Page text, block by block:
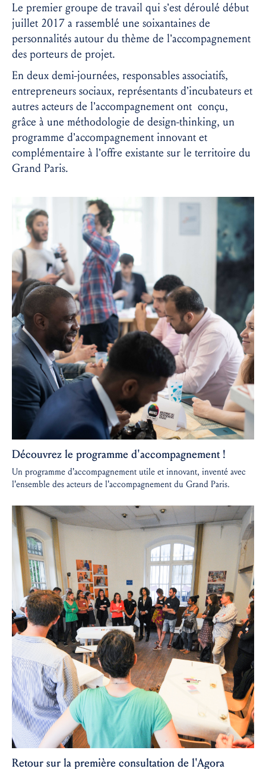
Le premier groupe de travail qui s’est déroulé début
juillet 2017 a rassemblé une soixantaines de
personnalités autour du thème de l’accompagnement
des porteurs de projet.
En deux demi-journées, responsables associatifs,
entrepreneurs sociaux, représentants d’incubateurs et
autres acteurs de l’accompagnement ont conçu,
grâce à une méthodologie de design-thinking, un
programme d’accompagnement innovant et
complémentaire à l’offre existante sur le territoire du
Grand Paris.
Découvrez le programme d'accompagnement !
Un programme d’accompagnement utile et innovant, inventé avec
l’ensemble des acteurs de l’accompagnement du Grand Paris.
Retour sur la première consultation de l'Agora